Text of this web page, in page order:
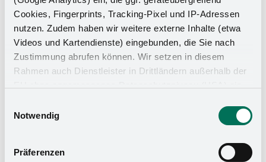
Cookies, Fingerprints, Tracking-Pixel und IP-Adressen
nutzen. Zudem haben wir weitere externe Inhalte (etwa
Videos und Kartendienste) eingebunden, die Sie nach
Zustimmung abrufen können. Wir setzen in diesem
Rahmen auch Dienstleister in Drittländern außerhalb der
zu Sicherheits- und Überwachungszwecken zugreifen,
Rechtsmittel einlegen können. Mit Ihrer Einstellung
willigen Sie in die oben beschriebenen Vorgänge ein. Sie
Notwendig
Präferenzen
Das Stauraumwunder für Ihr
Badezimmer